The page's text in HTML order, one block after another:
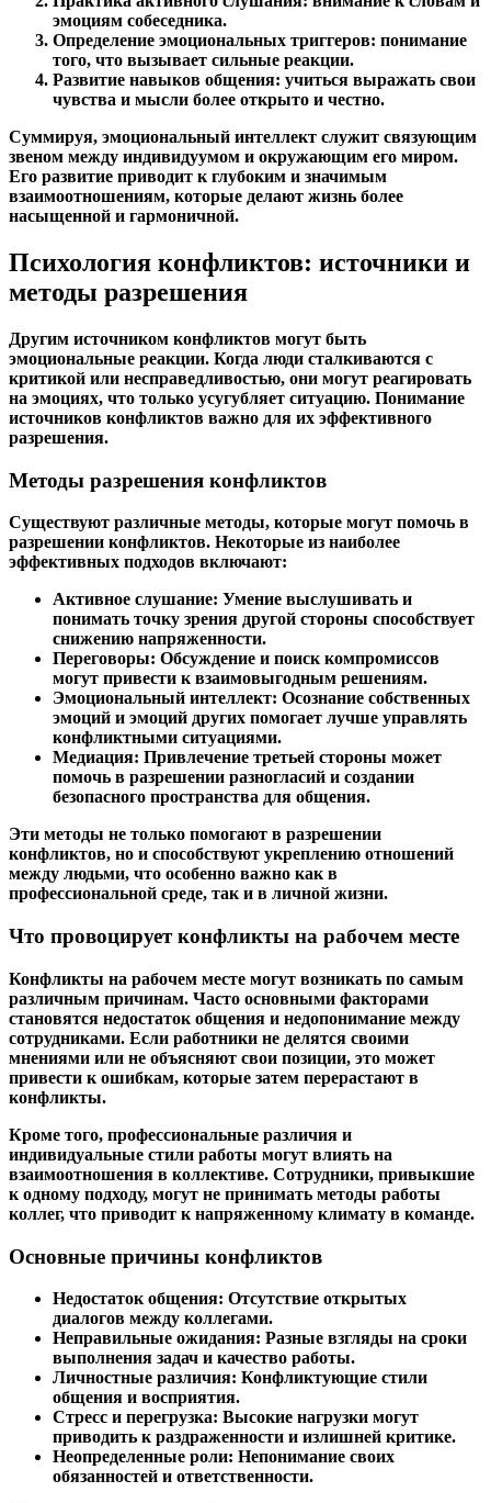
эмоциям собеседника.
Определение эмоциональных триггеров: понимание
того, что вызывает сильные реакции.
Развитие навыков общения: учиться выражать свои
чувства и мысли более открыто и честно.
Суммируя, эмоциональный интеллект служит связующим
звеном между индивидуумом и окружающим его миром.
Его развитие приводит к глубоким и значимым
взаимоотношениям, которые делают жизнь более
насыщенной и гармоничной.
Психология конфликтов: источники и
методы разрешения
Другим источником конфликтов могут быть
эмоциональные реакции. Когда люди сталкиваются с
критикой или несправедливостью, они могут реагировать
на эмоциях, что только усугубляет ситуацию. Понимание
источников конфликтов важно для их эффективного
разрешения.
Методы разрешения конфликтов
Существуют различные методы, которые могут помочь в
разрешении конфликтов. Некоторые из наиболее
эффективных подходов включают:
Активное слушание: Умение выслушивать и
понимать точку зрения другой стороны способствует
снижению напряженности.
Переговоры: Обсуждение и поиск компромиссов
могут привести к взаимовыгодным решениям.
Эмоциональный интеллект: Осознание собственных
эмоций и эмоций других помогает лучше управлять
конфликтными ситуациями.
Медиация: Привлечение третьей стороны может
помочь в разрешении разногласий и создании
безопасного пространства для общения.
Эти методы не только помогают в разрешении
конфликтов, но и способствуют укреплению отношений
между людьми, что особенно важно как в
профессиональной среде, так и в личной жизни.
Что провоцирует конфликты на рабочем месте
Конфликты на рабочем месте могут возникать по самым
различным причинам. Часто основными факторами
становятся недостаток общения и недопонимание между
сотрудниками. Если работники не делятся своими
мнениями или не объясняют свои позиции, это может
привести к ошибкам, которые затем перерастают в
конфликты.
Кроме того, профессиональные различия и
индивидуальные стили работы могут влиять на
взаимоотношения в коллективе. Сотрудники, привыкшие
к одному подходу, могут не принимать методы работы
коллег, что приводит к напряженному климату в команде.
Основные причины конфликтов
Недостаток общения: Отсутствие открытых
диалогов между коллегами.
Неправильные ожидания: Разные взгляды на сроки
выполнения задач и качество работы.
Личностные различия: Конфликтующие стили
общения и восприятия.
Стресс и перегрузка: Высокие нагрузки могут
приводить к раздраженности и излишней критике.
Неопределенные роли: Непонимание своих
обязанностей и ответственности.